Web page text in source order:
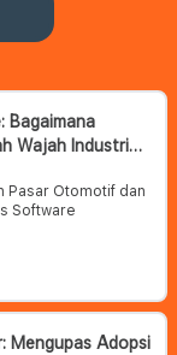
Bagaimana
Wajah Industri
Pasar
Pasar Otomotif dan
Software
Mengupas Adopsi